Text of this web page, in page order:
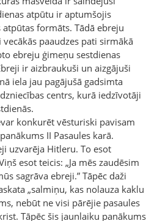
atpūtu ir aptumšojis
atpūtas formāts. Tādā ebreju
paaudzes pati sirmākā
ebreju ģimeņu sestdienas
ir aizbraukuši un aizgājuši
iela jau pagājušā gadsimta
centrs, kurā iedzīvotāji
konkurēt vēsturiski pavisam
II Pasaules karā.
uzvarēja Hitleru. To esot
esot teicis: „Ja mēs zaudēsim
sagrāva ebreji.” Tāpēc daži
„salmiņu, kas nolauza kaklu
nebūt ne visi pārējie pasaules
Tāpēc šis jaunlaiku panākums